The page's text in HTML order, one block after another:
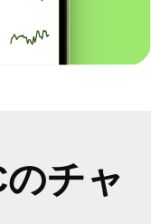
チャ